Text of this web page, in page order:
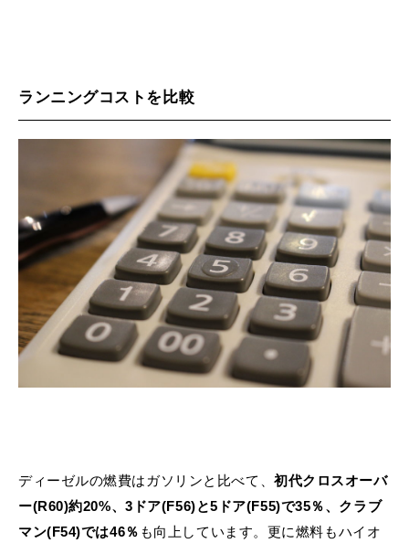
ランニングコストを比較
ディーゼルの燃費はガソリンと比べて、初代クロスオーバ
ー(R60)約20%、3ドア(F56)と5ドア(F55)で35％、クラブ
マン(F54)では46％ も向上しています。更に燃料もハイオ